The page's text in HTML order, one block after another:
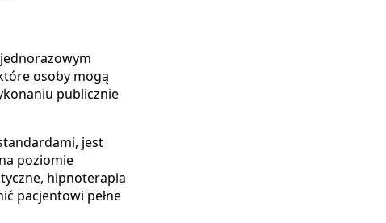
osoby mogą
publicznie
jest
poziomie
hipnoterapia
pacjentowi pełne